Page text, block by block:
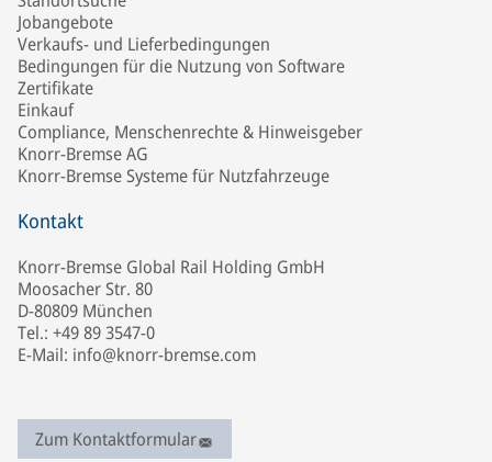
Jobangebote
Verkaufs- und Lieferbedingungen
Bedingungen für die Nutzung von Software
Zertifikate
Einkauf
Compliance, Menschenrechte & Hinweisgeber
Knorr-Bremse AG
Knorr-Bremse Systeme für Nutzfahrzeuge
Kontakt
Knorr-Bremse Global Rail Holding GmbH
Moosacher Str. 80
D-80809 München
Tel.: +49 89 3547-0
E-Mail: info@knorr-bremse.com
Zum Kontaktformular